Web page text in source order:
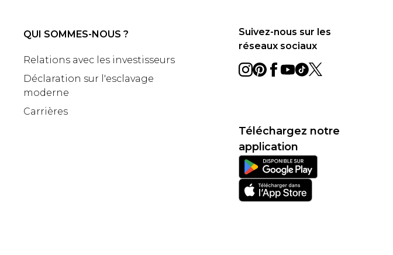
QUI SOMMES-NOUS ?
Relations avec les investisseurs
Déclaration sur l'esclavage
moderne
Carrières
Suivez-nous sur les
réseaux sociaux
Téléchargez notre
application